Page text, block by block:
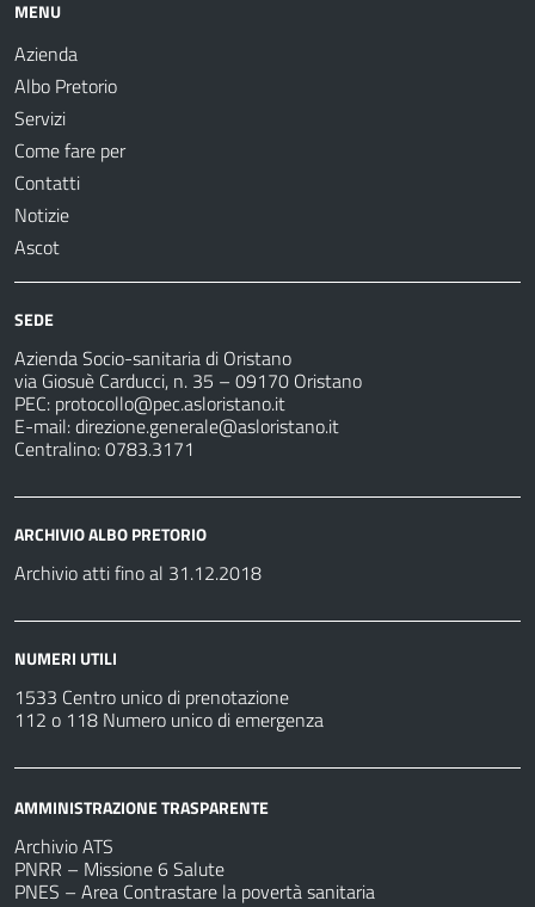
MENU
Azienda
Albo Pretorio
Servizi
Come fare per
Contatti
Notizie
Ascot
SEDE
Azienda Socio-sanitaria di Oristano
via Giosuè Carducci, n. 35 – 09170 Oristano
PEC: protocollo@pec.asloristano.it
E-mail:direzione.generale@asloristano.it
Centralino: 0783.3171
ARCHIVIO ALBO PRETORIO
Archivio atti fino al 31.12.2018
NUMERI UTILI
1533 Centro unico di prenotazione
112 o 118 Numero unico di emergenza
AMMINISTRAZIONE TRASPARENTE
Archivio ATS
PNRR – Missione 6 Salute
PNES – Area Contrastare la povertà sanitaria